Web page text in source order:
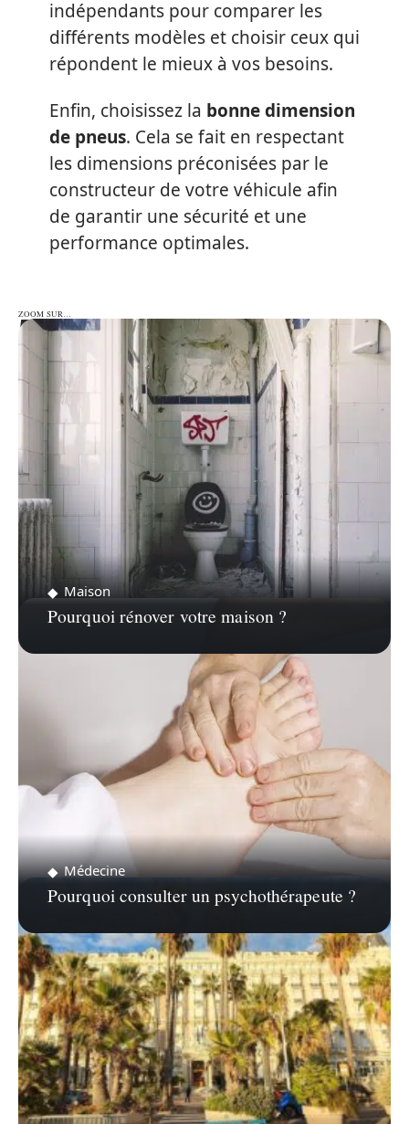
indépendants pour comparer les
différents modèles et choisir ceux qui
répondent le mieux à vos besoins.
Enfin, choisissez la bonne dimension
de pneus. Cela se fait en respectant
les dimensions préconisées par le
constructeur de votre véhicule afin
de garantir une sécurité et une
performance optimales.
ZOOM SUR…
ZOOM SUR…
Maison
Pourquoi rénover votre maison ?
Médecine
Pourquoi consulter un psychothérapeute ?